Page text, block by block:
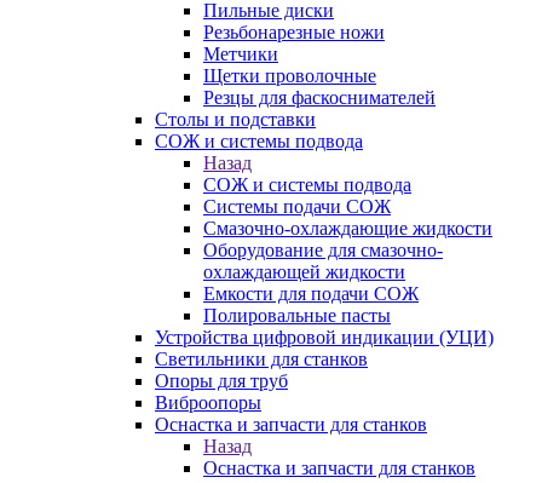
Пильные диски
Резьбонарезные ножи
Метчики
Щетки проволочные
Резцы для фаскоснимателей
Столы и подставки
СОЖ и системы подвода
Назад
СОЖ и системы подвода
Системы подачи СОЖ
Смазочно-охлаждающие жидкости
Оборудование для смазочно-
охлаждающей жидкости
Емкости для подачи СОЖ
Полировальные пасты
Устройства цифровой индикации (УЦИ)
Светильники для станков
Опоры для труб
Виброопоры
Оснастка и запчасти для станков
Назад
Оснастка и запчасти для станков